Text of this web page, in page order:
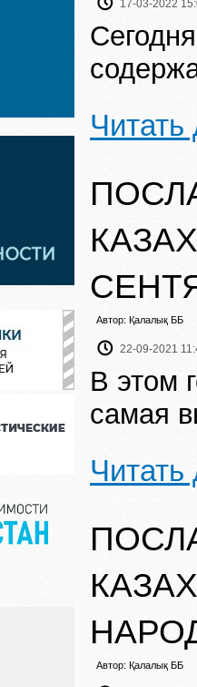
17-03-2022
Читать
Автор: Қалалық ББ
22-09-2021
В этом
самая
Читать
Автор: Қалалық ББ